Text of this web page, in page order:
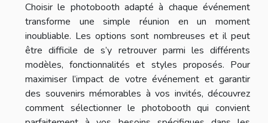
Choisir le photobooth adapté à chaque événement
transforme une simple réunion en un moment
inoubliable. Les options sont nombreuses et il peut
être difficile de s’y retrouver parmi les différents
modèles, fonctionnalités et styles proposés. Pour
maximiser l’impact de votre événement et garantir
des souvenirs mémorables à vos invités, découvrez
comment sélectionner le photobooth qui convient